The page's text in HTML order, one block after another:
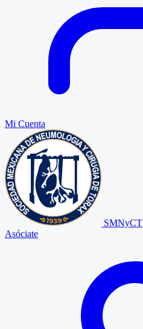
Mi Cuenta
SMNyCT
Asóciate